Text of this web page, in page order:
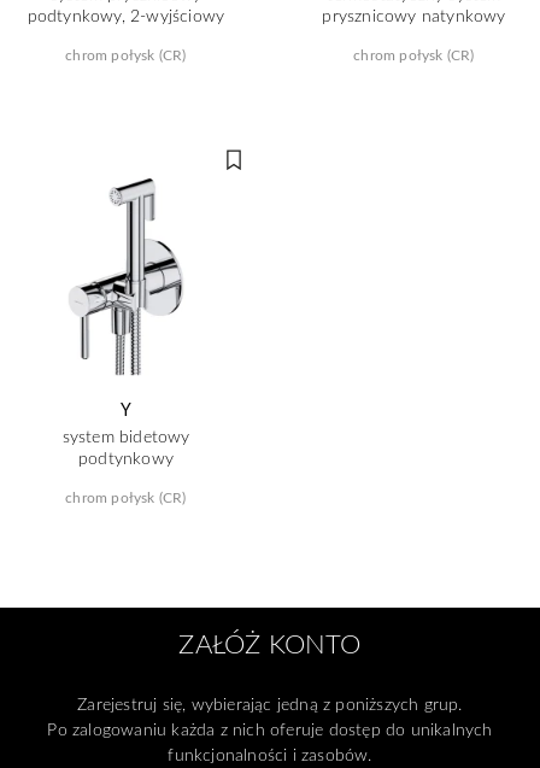
podtynkowy, 2-wyjściowy
chrom połysk (CR)
prysznicowy natynkowy
chrom połysk (CR)
Y
system bidetowy
podtynkowy
chrom połysk (CR)
ZAŁÓŻ KONTO
Zarejestruj się, wybierając jedną z poniższych grup.
Po zalogowaniu każda z nich oferuje dostęp do unikalnych
funkcjonalności i zasobów.